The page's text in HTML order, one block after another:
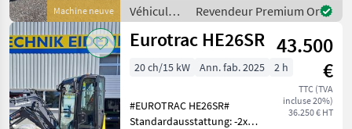
Machine neuve
bedienbar au
Véhicules
agricoles
à moteur /
Revendeur Premium Or
Eurotrac HE26SR 43.500
€
TTC (TVA
incluse 20%)
36.250 € HT
20 ch/15 kW Ann. fab. 2025 2 h
#EUROTRAC HE26SR#
Standardausstattung: -2x